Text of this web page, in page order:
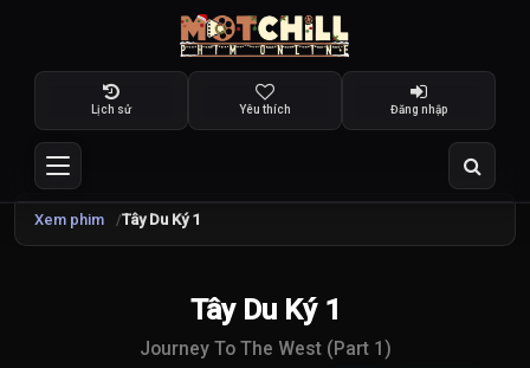
Lịch sử Yêu thích Đăng nhập
Xem phim Tây Du Ký 1
Tây Du Ký 1
Journey To The West (Part 1)